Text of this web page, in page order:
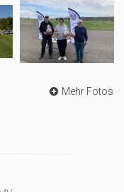
Mehr Fotos